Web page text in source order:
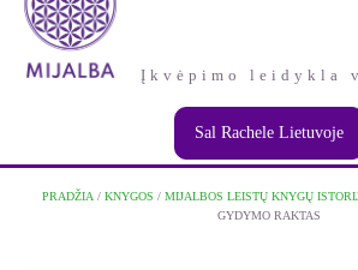
Įkvėpimo leidykla
Sal Rachele Lietuvoje
PRADŽIA / KNYGOS / MIJALBOS LEISTŲ KNYGŲ
GYDYMO RAKTAS